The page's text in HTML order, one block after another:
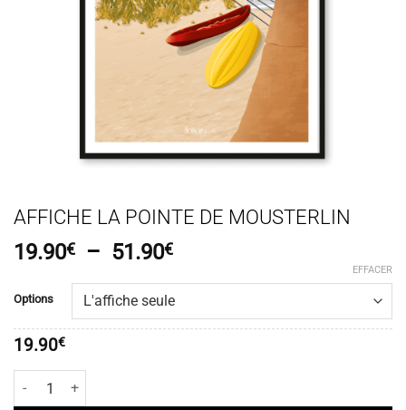
AFFICHE LA POINTE DE MOUSTERLIN
19.90€ – 51.90€Plage
prix :
19.90€
Options
EFFACER
19.90€
quantité de Affiche La Pointe de Mousterlin